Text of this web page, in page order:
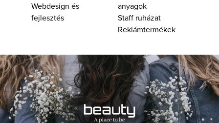
Webdesign és
fejlesztés
anyagok
Staff ruházat
Reklámtermékek